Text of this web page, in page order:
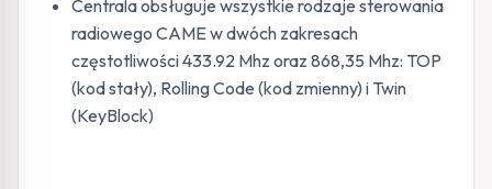
Centrala obsługuje wszystkie rodzaje sterowania
radiowego CAME w dwóch zakresach
częstotliwości 433.92 Mhz oraz 868,35 Mhz: TOP
(kod stały), Rolling Code (kod zmienny) i Twin
(KeyBlock)